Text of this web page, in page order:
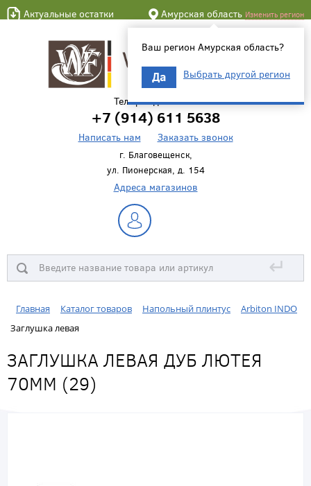
Актуальные остатки Амурская область Изменить регион
Ваш регион Амурская область?
Да Выбрать другой регион
Телефон для связи
+7 (914) 611 5638
Написать нам Заказать звонок
г. Благовещенск,
ул. Пионерская, д. 154
Адреса магазинов
↵
Главная Каталог товаров Напольный плинтус
Arbiton INDO
Заглушка левая
ЗАГЛУШКА ЛЕВАЯ ДУБ ЛЮТЕЯ
70ММ (29)